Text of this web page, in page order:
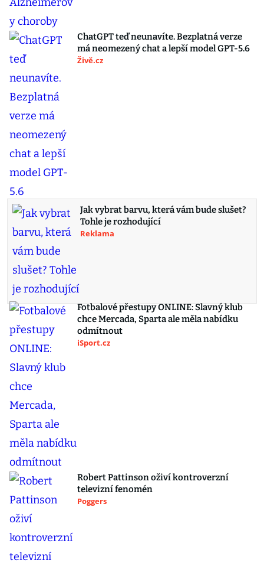
ChatGPT teď neunavíte. Bezplatná verze
má neomezený chat a lepší model GPT-5.6
Živě.cz
Jak vybrat barvu, která vám bude slušet?
Tohle je rozhodující
Reklama
Fotbalové přestupy ONLINE: Slavný klub
chce Mercada, Sparta ale měla nabídku
odmítnout
iSport.cz
Robert Pattinson oživí kontroverzní
televizní fenomén
Poggers